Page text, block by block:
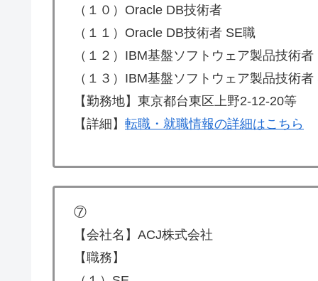
（１０）Oracle DB技術者
（１１）Oracle DB技術者 SE職
（１２）IBM基盤ソフトウェア製品技術者
（１３）IBM基盤ソフトウェア製品技術者
【勤務地】東京都台東区上野2-12-20等
【詳細】 転職・就職情報の詳細はこちら
⑦
【会社名】ACJ株式会社
【職務】